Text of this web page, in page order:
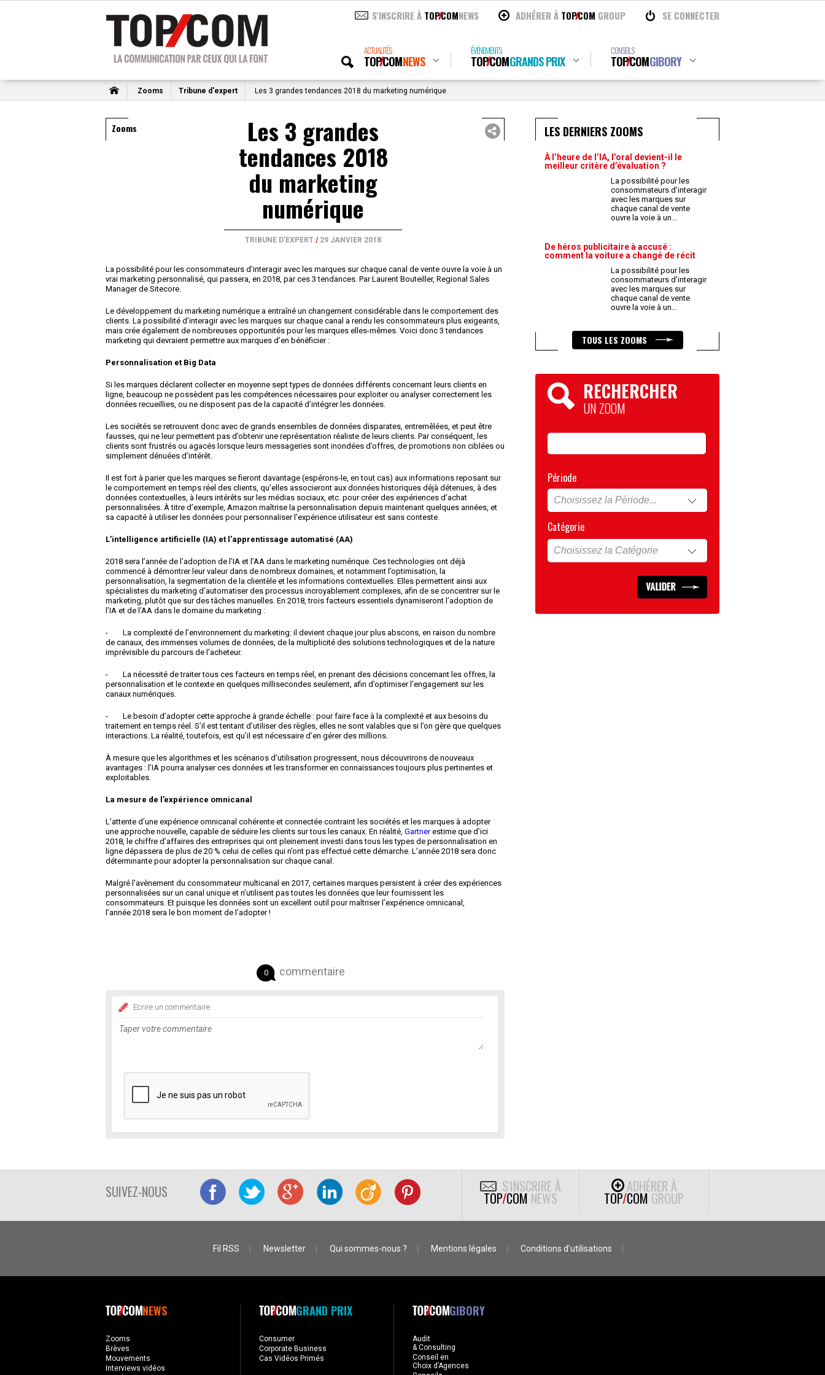
S'INSCRIRE À TOPCOMNEWS ADHÉRER À TOPCOM GROUP SE CONNECTER
ACTUALITÉS
TOPCOMNEWS
ÉVÉNEMENTS
TOPCOMGRANDS PRIX
CONSEILS
TOPCOMGIBORY
Zooms Tribune d'expert Les 3 grandes tendances 2018 du marketing numérique
Zooms Les 3 grandes
tendances 2018
du marketing
numérique
TRIBUNE D'EXPERT / 29 JANVIER 2018
La possibilité pour les consommateurs d’interagir avec les marques sur chaque canal de vente ouvre la voie à un
vrai marketing personnalisé, qui passera, en 2018, par ces 3 tendances. Par Laurent Bouteiller, Regional Sales
Manager de Sitecore.
Le développement du marketing numérique a entraîné un changement considérable dans le comportement des
clients. La possibilité d’interagir avec les marques sur chaque canal a rendu les consommateurs plus exigeants,
mais crée également de nombreuses opportunités pour les marques elles-mêmes. Voici donc 3 tendances
marketing qui devraient permettre aux marques d’en bénéficier :
Personnalisation et Big Data
Si les marques déclarent collecter en moyenne sept types de données différents concernant leurs clients en
ligne, beaucoup ne possèdent pas les compétences nécessaires pour exploiter ou analyser correctement les
données recueillies, ou ne disposent pas de la capacité d’intégrer les données.
Les sociétés se retrouvent donc avec de grands ensembles de données disparates, entremêlées, et peut être
fausses, qui ne leur permettent pas d’obtenir une représentation réaliste de leurs clients. Par conséquent, les
clients sont frustrés ou agacés lorsque leurs messageries sont inondées d’offres, de promotions non ciblées ou
simplement dénuées d’intérêt.
Il est fort à parier que les marques se fieront davantage (espérons-le, en tout cas) aux informations reposant sur
le comportement en temps réel des clients, qu’elles associeront aux données historiques déjà détenues, à des
données contextuelles, à leurs intérêts sur les médias sociaux, etc. pour créer des expériences d’achat
personnalisées. À titre d’exemple, Amazon maîtrise la personnalisation depuis maintenant quelques années, et
sa capacité à utiliser les données pour personnaliser l’expérience utilisateur est sans conteste.
L’intelligence artificielle (IA) et l’apprentissage automatisé (AA)
2018 sera l’année de l’adoption de l’IA et l’AA dans le marketing numérique. Ces technologies ont déjà
commencé à démontrer leur valeur dans de nombreux domaines, et notamment l’optimisation, la
personnalisation, la segmentation de la clientèle et les informations contextuelles. Elles permettent ainsi aux
spécialistes du marketing d’automatiser des processus incroyablement complexes, afin de se concentrer sur le
marketing, plutôt que sur des tâches manuelles. En 2018, trois facteurs essentiels dynamiseront l’adoption de
l’IA et de l’AA dans le domaine du marketing :
- La complexité de l’environnement du marketing: il devient chaque jour plus abscons, en raison du nombre
de canaux, des immenses volumes de données, de la multiplicité des solutions technologiques et de la nature
imprévisible du parcours de l’acheteur.
- La nécessité de traiter tous ces facteurs en temps réel, en prenant des décisions concernant les offres, la
personnalisation et le contexte en quelques millisecondes seulement, afin d’optimiser l’engagement sur les
canaux numériques.
- Le besoin d’adopter cette approche à grande échelle : pour faire face à la complexité et aux besoins du
traitement en temps réel. S’il est tentant d’utiliser des règles, elles ne sont valables que si l’on gère que quelques
interactions. La réalité, toutefois, est qu’il est nécessaire d’en gérer des millions.
À mesure que les algorithmes et les scénarios d’utilisation progressent, nous découvrirons de nouveaux
avantages : l’IA pourra analyser ces données et les transformer en connaissances toujours plus pertinentes et
exploitables.
La mesure de l’expérience omnicanal
L’attente d’une expérience omnicanal cohérente et connectée contraint les sociétés et les marques à adopter
une approche nouvelle, capable de séduire les clients sur tous les canaux. En réalité, Gartnerestime que d’ici
2018, le chiffre d’affaires des entreprises qui ont pleinement investi dans tous les types de personnalisation en
ligne dépassera de plus de 20 % celui de celles qui n’ont pas effectué cette démarche. L’année 2018 sera donc
déterminante pour adopter la personnalisation sur chaque canal.
Malgré l’avènement du consommateur multicanal en 2017, certaines marques persistent à créer des expériences
personnalisées sur un canal unique et n’utilisent pas toutes les données que leur fournissent les
consommateurs. Et puisque les données sont un excellent outil pour maîtriser l’expérience omnicanal,
l’année 2018 sera le bon moment de l’adopter !
0 commentaire
Ecrire un commentaire
LES DERNIERS ZOOMS
À l’heure de l’IA, l’oral devient-il le
meilleur critère d’évaluation ?
La possibilité pour les
consommateurs d’interagir
avec les marques sur
chaque canal de vente
ouvre la voie à un...
De héros publicitaire à accusé :
comment la voiture a changé de récit
La possibilité pour les
consommateurs d’interagir
avec les marques sur
chaque canal de vente
ouvre la voie à un...
TOUS LES ZOOMS
RECHERCHER
UN ZOOM
Période
Catégorie
SUIVEZ-NOUS S'INSCRIRE À
TOP/COM NEWS
ADHÉRER À
TOP/COM GROUP
Fil RSS Newsletter Qui sommes-nous ? Mentions légales Conditions d’utilisations
NEWS
Zooms
Brèves
Mouvements
Interviews vidéos
GRAND PRIX
Consumer
Corporate Business
Cas Vidéos Primés
GIBORY
Audit
& Consulting
Conseil en
Choix d’Agences